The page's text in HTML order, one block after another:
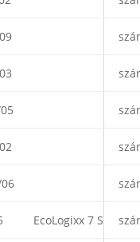
EcoLogixx 7 S